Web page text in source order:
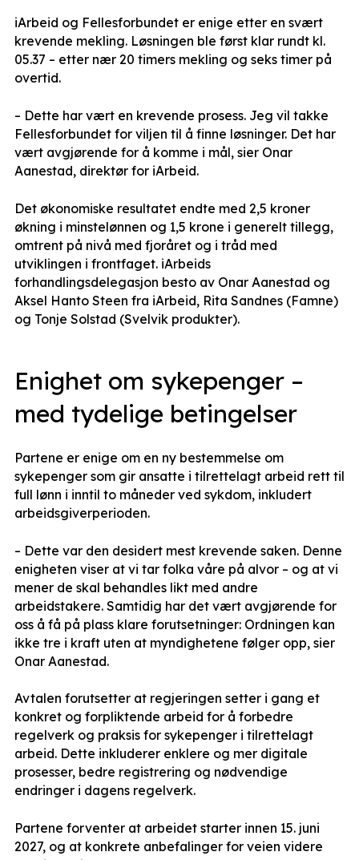
iArbeid og Fellesforbundet er enige etter en svært
krevende mekling. Løsningen ble først klar rundt kl.
05.37 – etter nær 20 timers mekling og seks timer på
overtid.
– Dette har vært en krevende prosess. Jeg vil takke
Fellesforbundet for viljen til å finne løsninger. Det har
vært avgjørende for å komme i mål, sier Onar
Aanestad, direktør for iArbeid.
Det økonomiske resultatet endte med 2,5 kroner
økning i minstelønnen og 1,5 krone i generelt tillegg,
omtrent på nivå med fjoråret og i tråd med
utviklingen i frontfaget. iArbeids
forhandlingsdelegasjon besto av Onar Aanestad og
Aksel Hanto Steen fra iArbeid, Rita Sandnes (Famne)
og Tonje Solstad (Svelvik produkter).
Enighet om sykepenger –
med tydelige betingelser
Partene er enige om en ny bestemmelse om
sykepenger som gir ansatte i tilrettelagt arbeid rett til
full lønn i inntil to måneder ved sykdom, inkludert
arbeidsgiverperioden.
– Dette var den desidert mest krevende saken. Denne
enigheten viser at vi tar folka våre på alvor – og at vi
mener de skal behandles likt med andre
arbeidstakere. Samtidig har det vært avgjørende for
oss å få på plass klare forutsetninger: Ordningen kan
ikke tre i kraft uten at myndighetene følger opp, sier
Onar Aanestad.
Avtalen forutsetter at regjeringen setter i gang et
konkret og forpliktende arbeid for å forbedre
regelverk og praksis for sykepenger i tilrettelagt
arbeid. Dette inkluderer enklere og mer digitale
prosesser, bedre registrering og nødvendige
endringer i dagens regelverk.
Partene forventer at arbeidet starter innen 15. juni
2027, og at konkrete anbefalinger for veien videre